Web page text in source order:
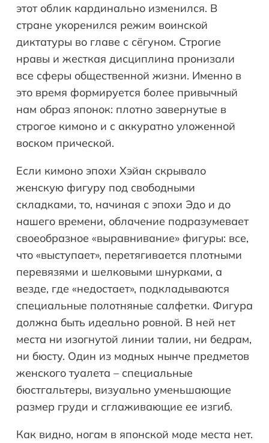
этот облик кардинально изменился. В
стране укоренился режим воинской
диктатуры во главе с сёгуном. Строгие
нравы и жесткая дисциплина пронизали
все сферы общественной жизни. Именно в
это время формируется более привычный
нам образ японок: плотно завернутые в
строгое кимоно и с аккуратно уложенной
воском прической.
Если кимоно эпохи Хэйан скрывало
женскую фигуру под свободными
складками, то, начиная с эпохи Эдо и до
нашего времени, облачение подразумевает
своеобразное «выравнивание» фигуры: все,
что «выступает», перетягивается плотными
перевязями и шелковыми шнурками, а
везде, где «недостает», подкладываются
специальные полотняные салфетки. Фигура
должна быть идеально ровной. В ней нет
места ни изогнутой линии талии, ни бедрам,
ни бюсту. Один из модных нынче предметов
женского туалета – специальные
бюстгальтеры, визуально уменьшающие
размер груди и сглаживающие ее изгиб.
Как видно, ногам в японской моде места нет.